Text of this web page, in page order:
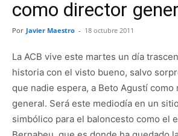
como director
Por Javier Maestro - 18 octubre 2011
La ACB vive este martes un día
historia con el visto bueno, salvo
que nadie espera, a Beto Agustí
general. Será este mediodía en un
simbólico para el baloncesto como el